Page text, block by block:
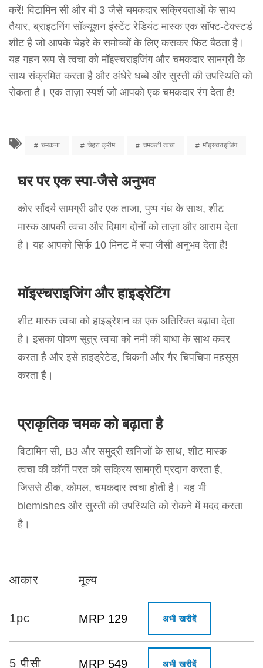
करें! विटामिन सी और बी 3 जैसे चमकदार सक्रियताओं के साथ
तैयार, ब्राइटनिंग सॉल्यूशन इंस्टेंट रेडियंट मास्क एक सॉफ्ट-टेक्स्टर्ड
शीट है जो आपके चेहरे के समोच्चों के लिए कसकर फिट बैठता है।
यह गहन रूप से त्वचा को मॉइस्चराइजिंग और चमकदार सामग्री के
साथ संक्रमित करता है और अंधेरे धब्बे और सुस्ती की उपस्थिति को
रोकता है। एक ताज़ा स्पर्श जो आपको एक चमकदार रंग देता है!
चमकना चेहरा क्रीम चमकती त्वचा मॉइस्चराइजिंग
घर पर एक स्पा-जैसे अनुभव
कोर सौंदर्य सामग्री और एक ताजा, पुष्प गंध के साथ, शीट
मास्क आपकी त्वचा और दिमाग दोनों को ताज़ा और आराम देता
है। यह आपको सिर्फ 10 मिनट में स्पा जैसी अनुभव देता है!
मॉइस्चराइजिंग और हाइड्रेटिंग
शीट मास्क त्वचा को हाइड्रेशन का एक अतिरिक्त बढ़ावा देता
है। इसका पोषण सूत्र त्वचा को नमी की बाधा के साथ कवर
करता है और इसे हाइड्रेटेड, चिकनी और गैर चिपचिपा महसूस
करता है।
प्राकृतिक चमक को बढ़ाता है
विटामिन सी, B3 और समुद्री खनिजों के साथ, शीट मास्क
त्वचा की कॉर्नी परत को सक्रिय सामग्री प्रदान करता है,
जिससे ठीक, कोमल, चमकदार त्वचा होती है। यह भी
blemishes और सुस्ती की उपस्थिति को रोकने में मदद करता
है।
आकार मूल्य
1pc MRP 129 अभी खरीदें
5 पीसी MRP 549 अभी खरीदें